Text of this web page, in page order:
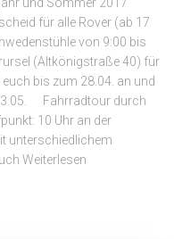
für alle Rover (ab 17
von 9:00 bis
(Altkönigstraße 40) für
bis zum 28.04. an und
Fahrradtour durch
10 Uhr an der
unterschiedlichem
Weiterlesen